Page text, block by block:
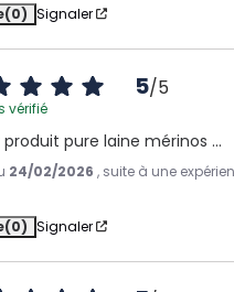
(0) Signaler
5/5
vérifié
produit pure laine mérinos …
24/02/2026 , suite à une
(0) Signaler